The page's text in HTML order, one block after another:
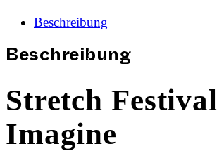
Beschreibung
Beschreibung
Stretch Festival
Imagine